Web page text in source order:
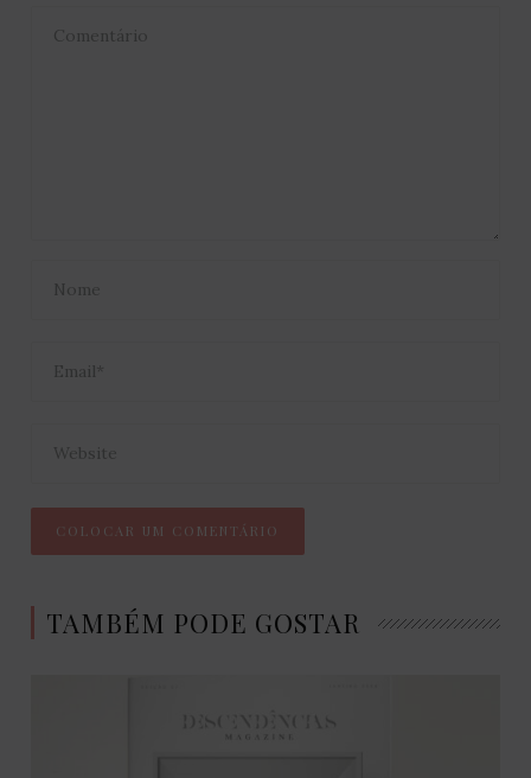
TAMBÉM PODE GOSTAR